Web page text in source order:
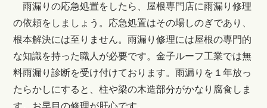
雨漏りの応急処置をしたら、屋根専門店に雨漏り修理
の依頼をしましょう。応急処置はその場しのぎであり、
根本解決には至りません。雨漏り修理には屋根の専門的
な知識を持った職人が必要です。金子ルーフ工業では無
料雨漏り診断を受け付けております。雨漏りを１年放っ
たらかしにすると、柱や梁の木造部分がかなり腐食しま